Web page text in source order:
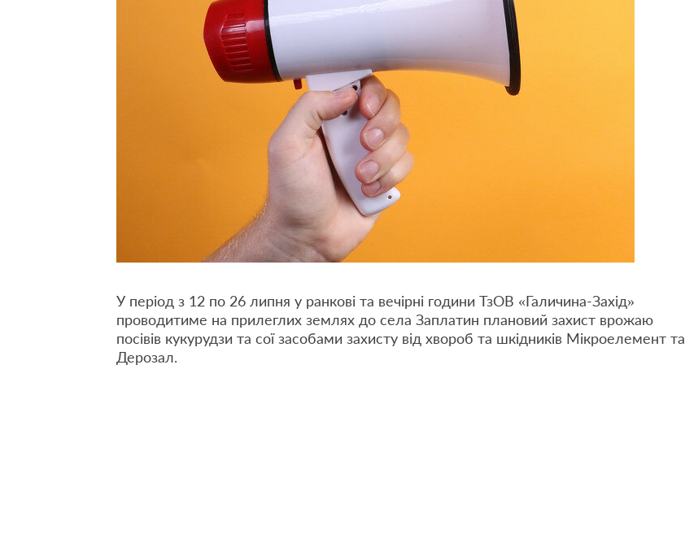
У період з 12 по 26 липня у ранкові та вечірні години ТзОВ «Галичина-Захід»
проводитиме на прилеглих землях до села Заплатин плановий захист врожаю
посівів кукурудзи та сої засобами захисту від хвороб та шкідників Miкроелемент та
Дерозал.